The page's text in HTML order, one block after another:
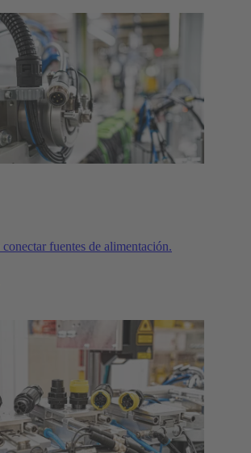
fuentes de alimentación.